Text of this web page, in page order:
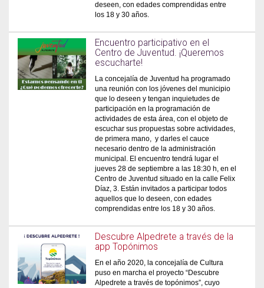
deseen, con edades comprendidas entre
los 18 y 30 años.
Encuentro participativo en el
Centro de Juventud. ¡Queremos
escucharte!
La concejalía de Juventud ha programado
una reunión con los jóvenes del municipio
que lo deseen y tengan inquietudes de
participación en la programación de
actividades de esta área, con el objeto de
escuchar sus propuestas sobre actividades,
de primera mano, y darles el cauce
necesario dentro de la administración
municipal. El encuentro tendrá lugar el
jueves 28 de septiembre a las 18:30 h, en el
Centro de Juventud situado en la calle Felix
Díaz, 3. Están invitados a participar todos
aquellos que lo deseen, con edades
comprendidas entre los 18 y 30 años.
Descubre Alpedrete a través de la
app Topónimos
En el año 2020, la concejalía de Cultura
puso en marcha el proyecto “Descubre
Alpedrete a través de topónimos”, cuyo